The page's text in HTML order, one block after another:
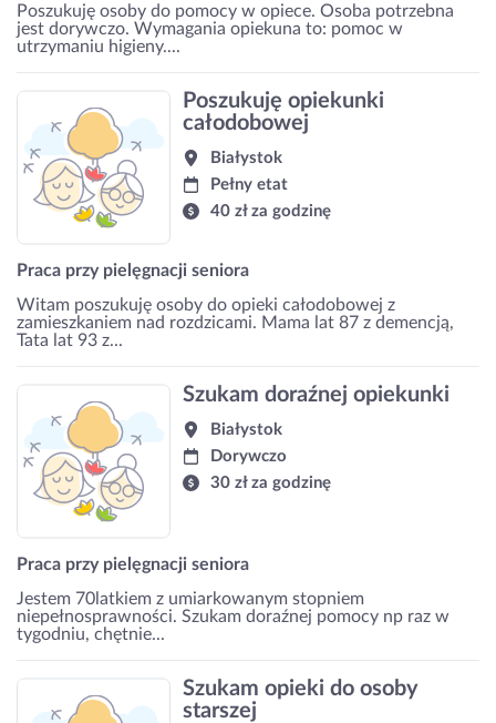
Poszukuję osoby do pomocy w opiece. Osoba potrzebna
jest dorywczo. Wymagania opiekuna to: pomoc w
utrzymaniu higieny....
Poszukuję opiekunki
całodobowej
Białystok
Pełny etat
40 zł za godzinę
Praca przy pielęgnacji seniora
Witam poszukuję osoby do opieki całodobowej z
zamieszkaniem nad rozdzicami. Mama lat 87 z demencją,
Tata lat 93 z...
Szukam doraźnej opiekunki
Białystok
Dorywczo
30 zł za godzinę
Praca przy pielęgnacji seniora
Jestem 70latkiem z umiarkowanym stopniem
niepełnosprawności. Szukam doraźnej pomocy np raz w
tygodniu, chętnie...
Szukam opieki do osoby
starszej